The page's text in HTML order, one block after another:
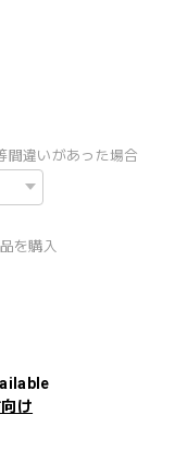
間違いがあった場合
を購入
け